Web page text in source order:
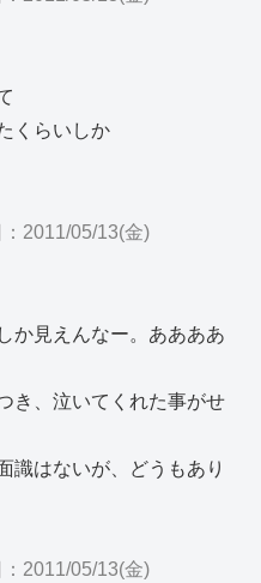
くらいしか
2011/05/13(金)
か見えんなー。ああああ
き、泣いてくれた事がせ
識はないが、どうもあり
2011/05/13(金)